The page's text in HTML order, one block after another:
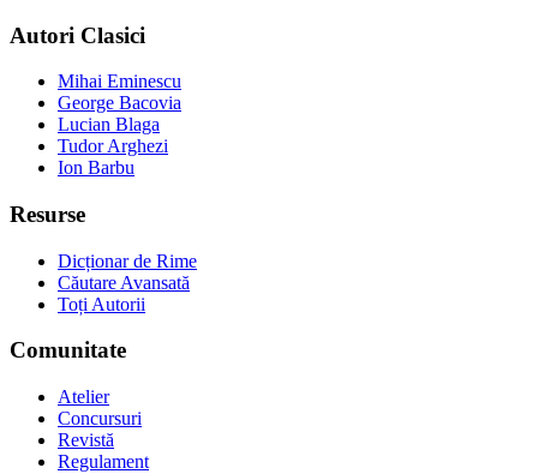
Autori Clasici
Mihai Eminescu
George Bacovia
Lucian Blaga
Tudor Arghezi
Ion Barbu
Resurse
Dicționar de Rime
Căutare Avansată
Toți Autorii
Comunitate
Atelier
Concursuri
Revistă
Regulament